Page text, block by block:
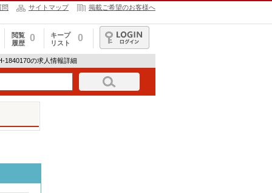
問 サイトマップ 掲載ご希望のお客様へ
閲覧
履歴
0
キープ
リスト
0
ログイン
1840170の求人情報詳細